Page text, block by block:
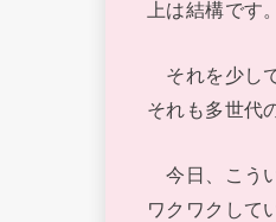
上は結構です。
それを少し
それも多世代
今日、こう
ワクワクして